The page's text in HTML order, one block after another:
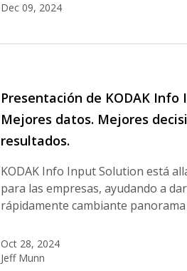
Dec 09, 2024
Presentación de KODAK Info
Mejores datos. Mejores
resultados.
KODAK Info Input Solution está
para las empresas, ayudando a
rápidamente cambiante
Oct 28, 2024
Jeff Munn